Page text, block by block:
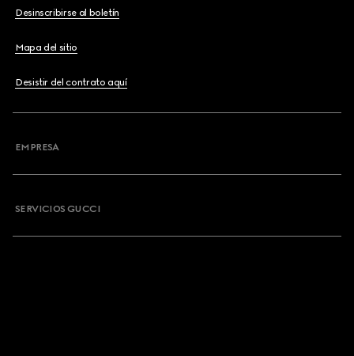
Desinscribirse al boletín
Mapa del sitio
Desistir del contrato aquí
EMPRESA
SERVICIOS GUCCI